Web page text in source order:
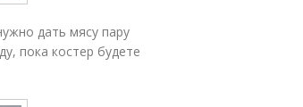
дать мясу пару
пока костер будете